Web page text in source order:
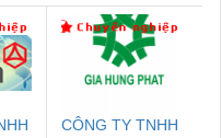
CÔNG TY TNHH